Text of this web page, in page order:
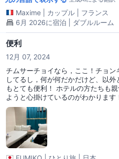
Maxime カップル
フランス
6月 2026に宿泊 | ダブルルーム
便利
12月 07, 2024
チムサーチョイなら，ここ！チョ
してるし，何が何だかだけど、以
もとても便利！ ホテルの方たちも
ようと心掛けているのがわかります